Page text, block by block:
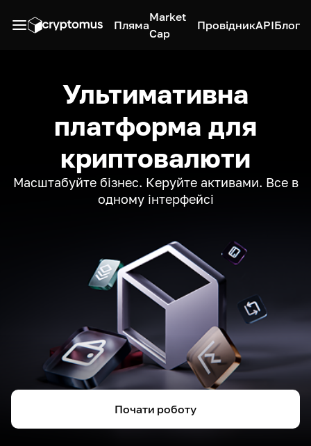
Пляма
Market
Cap
ПровідникAPIБлог
Ультимативна
платформа для
криптовалюти
Масштабуйте бізнес. Керуйте активами. Все в
одному інтерфейсі
Почати роботу